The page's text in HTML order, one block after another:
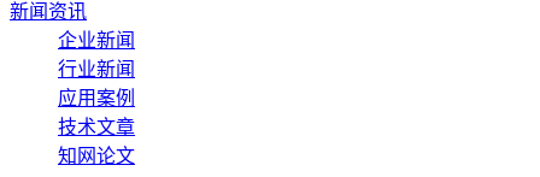
新闻资讯
企业新闻
行业新闻
应用案例
技术文章
知网论文